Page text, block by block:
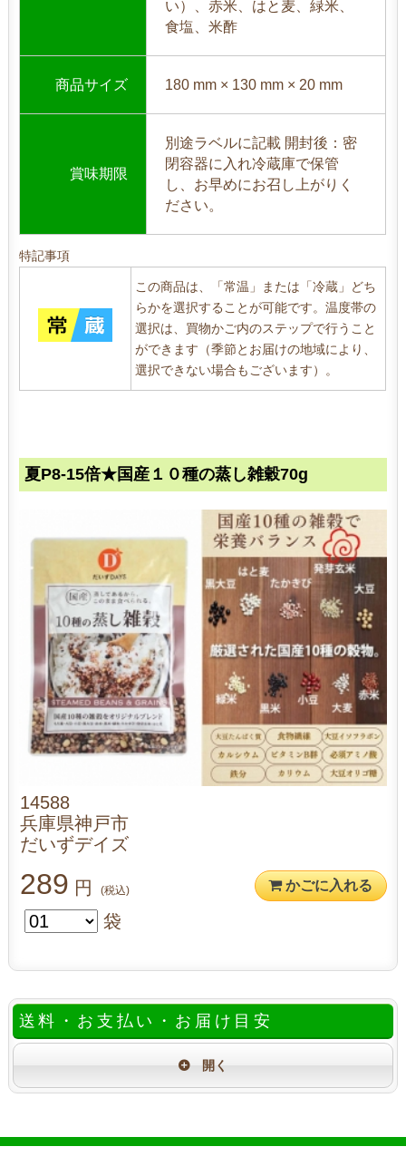
い）、赤米、はと麦、緑米、
食塩、米酢
商品サイズ 180 mm × 130 mm × 20 mm
賞味期限
別途ラベルに記載 開封後：密
閉容器に入れ冷蔵庫で保管
し、お早めにお召し上がりく
ださい。
特記事項
この商品は、「常温」または「冷蔵」どち
らかを選択することが可能です。温度帯の
選択は、買物かご内のステップで行うこと
ができます（季節とお届けの地域により、
選択できない場合もございます）。
夏P8-15倍★国産１０種の蒸し雑穀70g
14588
兵庫県神戸市
だいずデイズ
289 円 (税込) かごに入れる
袋
送料・お支払い・お届け目安